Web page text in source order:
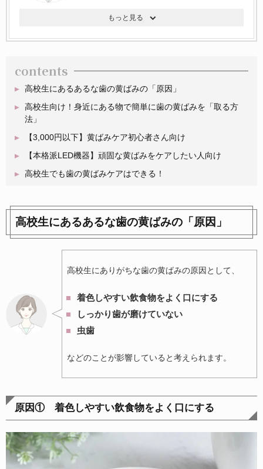
contents
高校生にあるあるな歯の黄ばみの「原因」
高校生向け！身近にある物で簡単に歯の黄ばみを「取る方
法」
【3,000円以下】黄ばみケア初心者さん向け
【本格派LED機器】頑固な黄ばみをケアしたい人向け
高校生でも歯の黄ばみケアはできる！
高校生にあるあるな歯の黄ばみの「原因」
高校生にありがちな歯の黄ばみの原因として、
着色しやすい飲食物をよく口にする
しっかり歯が磨けていない
虫歯
などのことが影響していると考えられます。
原因① 着色しやすい飲食物をよく口にする